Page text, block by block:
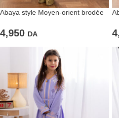
Abaya style Moyen-orient brodée
4,950 DA